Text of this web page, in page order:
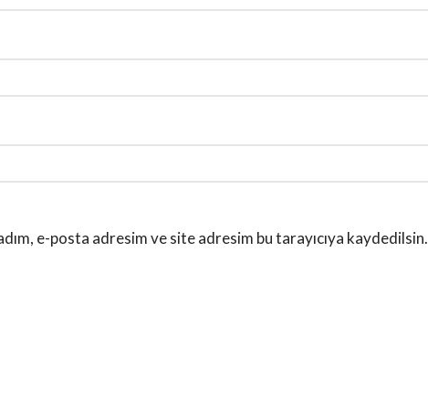
e-posta adresim ve site adresim bu tarayıcıya kaydedilsin.